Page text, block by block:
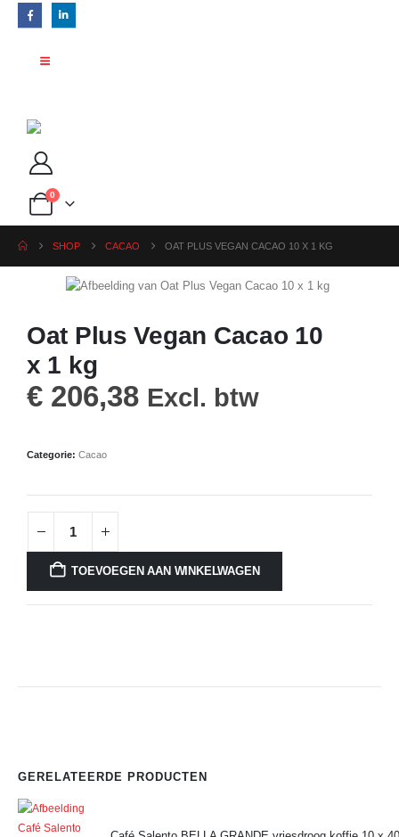
0
SHOP CACAO OAT PLUS VEGAN CACAO 10 X 1 KG
Oat Plus Vegan Cacao 10
x 1 kg
€ 206,38 Excl. btw
Categorie: Cacao
TOEVOEGEN AAN WINKELWAGEN
GERELATEERDE PRODUCTEN